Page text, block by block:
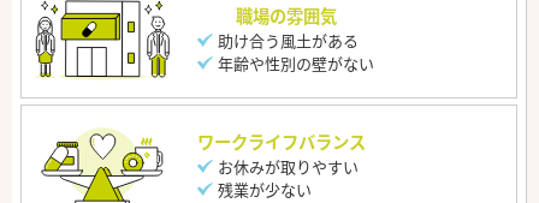
職場の雰囲気
助け合う風土がある
年齢や性別の壁がない
ワークライフバランス
お休みが取りやすい
残業が少ない